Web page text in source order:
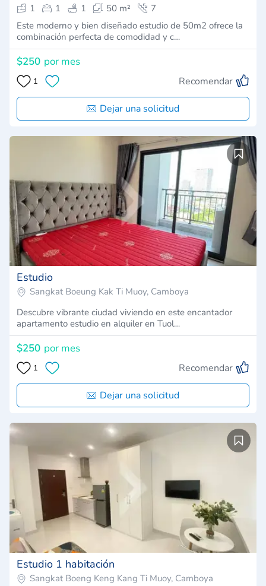
1
1 1 50 m²
7
Este moderno y bien diseñado estudio de 50m2 ofrece la
combinación perfecta de comodidad y c…
$250 por mes
1 Recomendar
Dejar una solicitud
Estudio
Sangkat Boeung Kak Ti Muoy, Camboya
Descubre vibrante ciudad viviendo en este encantador
apartamento estudio en alquiler en Tuol…
$250 por mes
1 Recomendar
Dejar una solicitud
Estudio 1 habitación
Sangkat Boeng Keng Kang Ti Muoy, Camboya